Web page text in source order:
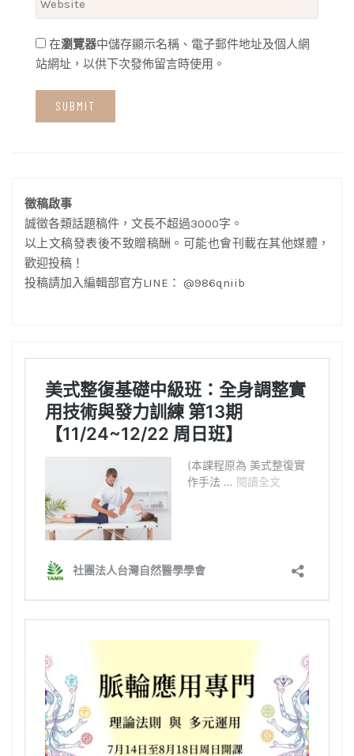
在瀏覽器中儲存顯示名稱、電子郵件地址及個人網
站網址，以供下次發佈留言時使用。
徵稿啟事
誠徵各類話題稿件，文長不超過3000字。
以上文稿發表後不致贈稿酬。可能也會刊載在其他媒體，
歡迎投稿！
投稿請加入編輯部官方LINE： @986qniib